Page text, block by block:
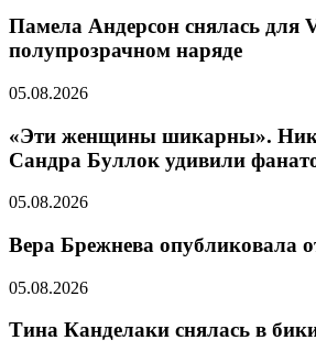
Памела Андерсон снялась для
полупрозрачном наряде
05.08.2026
«Эти женщины шикарны».
Сандра Буллок удивили
05.08.2026
Вера Брежнева опубликовала
05.08.2026
Тина Канделаки снялась в